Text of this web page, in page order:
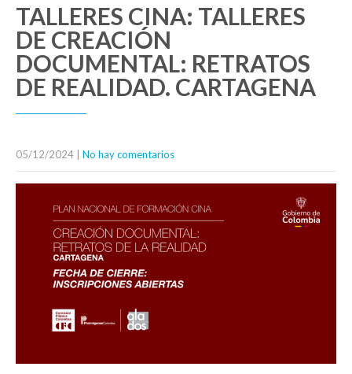
TALLERES CINA: TALLERES
DE CREACIÓN
DOCUMENTAL: RETRATOS
DE REALIDAD. CARTAGENA
05/12/2024 | No hay comentarios